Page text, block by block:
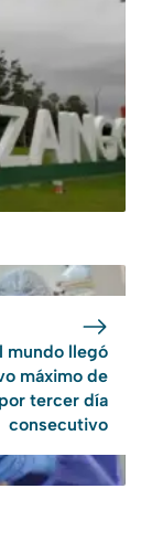
mundo llegó
máximo de
tercer día
consecutivo